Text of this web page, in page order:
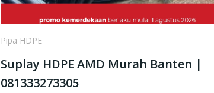
Pipa HDPE
Suplay HDPE AMD Murah Banten |
081333273305